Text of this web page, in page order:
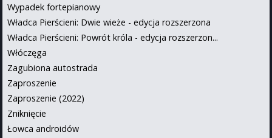
Wypadek fortepianowy
Władca Pierścieni: Dwie wieże - edycja rozszerzona
Władca Pierścieni: Powrót króla - edycja rozszerzon...
Włóczęga
Zagubiona autostrada
Zaproszenie
Zaproszenie (2022)
Zniknięcie
Łowca androidów